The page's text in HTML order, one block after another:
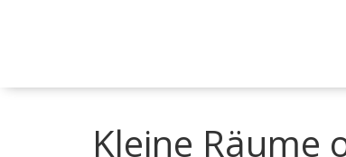
Kleine Räume